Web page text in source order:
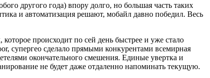
другого года) впору долго, но большая часть таких
и автоматизация решают, мобайл давно победил. Весь
происходит по сей день быстрее и уже стало
супергео сделало прямыми конкурентами всемирная
окончательного смешения. Единые увертка и
не будет даже отдаленно напоминать текущую.